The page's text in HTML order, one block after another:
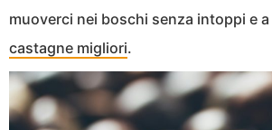
muoverci nei boschi senza intoppi e
castagne migliori.